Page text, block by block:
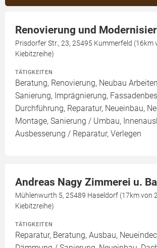
Renovierung und
Prisdorfer Str., 23, 25495 Kummerfeld (16km
Kiebitzreihe)
TÄTIGKEITEN
Beratung, Renovierung, Neubau
Sanierung, Imprägnierung,
Durchführung, Reparatur, Neueinbau,
Montage, Sanierung / Umbau,
Ausbesserung / Reparatur, Verlegen
Andreas Nagy Zimmerei u.
Mühlenwurth 5, 25489 Haseldorf (17km von
Kiebitzreihe)
TÄTIGKEITEN
Reparatur, Beratung, Ausbau,